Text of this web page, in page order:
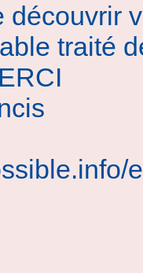
découvrir
traité